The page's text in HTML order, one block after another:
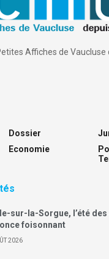
Affiches de Vaucluse
Dossier
Economie
sur-la-Sorgue, l’été des
foisonnant
2026